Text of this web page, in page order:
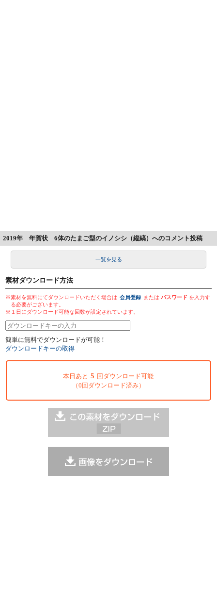
2019年 年賀状 6体のたまご型のイノシシ（縦縞）へのコメント投稿
一覧を見る
素材ダウンロード方法
※素材を無料にてダウンロードいただく場合は 会員登録 またはパスワード を入力す
る必要がございます。
※１日にダウンロード可能な回数が設定されています。
簡単に無料でダウンロードが可能！
ダウンロードキーの取得
本日あと 5 回ダウンロード可能
（0回ダウンロード済み）